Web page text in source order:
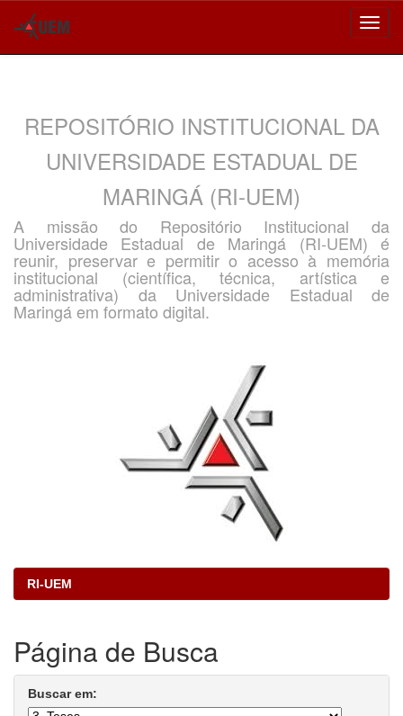
REPOSITÓRIO INSTITUCIONAL DA
UNIVERSIDADE ESTADUAL DE
MARINGÁ (RI-UEM)
A missão do Repositório Institucional da
Universidade Estadual de Maringá (RI-UEM) é
reunir, preservar e permitir o acesso à memória
institucional (científica, técnica, artística e
administrativa) da Universidade Estadual de
Maringá em formato digital.
RI-UEM
Página de Busca
Buscar em: